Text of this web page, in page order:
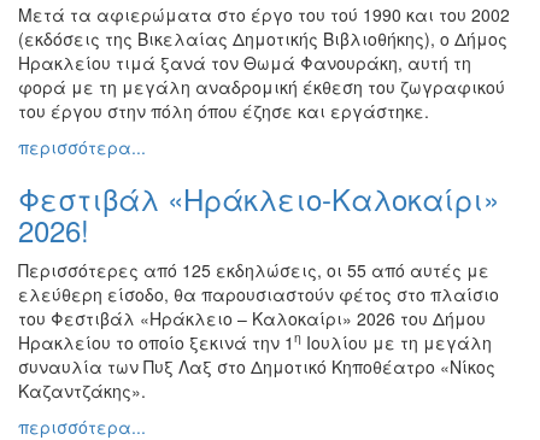
Φωτογραφία
Τραγούδι
Μουσική
Κινηματογράφος
Χορός
Θέατρο
Παζάρι
Ειδών
Συνέδρια
Ημερίδες
-
Διημερίδες
Σεμινάρια-
Μετά τα αφιερώματα στο έργο του τού 1990 και του 2002
(εκδόσεις της Βικελαίας Δημοτικής Βιβλιοθήκης), ο Δήμος
Ηρακλείου τιμά ξανά τον Θωμά Φανουράκη, αυτή τη
φορά με τη μεγάλη αναδρομική έκθεση του ζωγραφικού
του έργου στην πόλη όπου έζησε και εργάστηκε.
περισσότερα...
Φεστιβάλ «Ηράκλειο-Καλοκαίρι»
2026!
Περισσότερες από 125 εκδηλώσεις, οι 55 από αυτές με
ελεύθερη είσοδο, θα παρουσιαστούν φέτος στο πλαίσιο
του Φεστιβάλ «Ηράκλειο – Καλοκαίρι» 2026 του Δήμου
Ηρακλείου το οποίο ξεκινά την 1 η Ιουλίου με τη μεγάλη
συναυλία των Πυξ Λαξ στο Δημοτικό Κηποθέατρο «Νίκος
Καζαντζάκης».
περισσότερα...